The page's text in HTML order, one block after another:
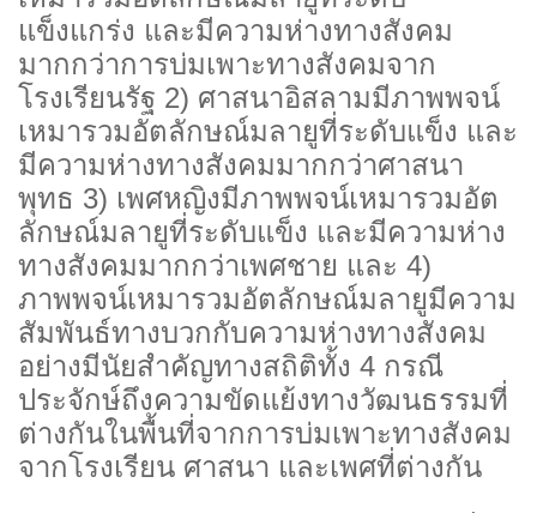
แข็งแกร่ง และมีความห่างทางสังคม
มากกว่าการบ่มเพาะทางสังคมจาก
โรงเรียนรัฐ 2) ศาสนาอิสลามมีภาพพจน์
เหมารวมอัตลักษณ์มลายูที่ระดับแข็ง และ
มีความห่างทางสังคมมากกว่าศาสนา
พุทธ 3) เพศหญิงมีภาพพจน์เหมารวมอัต
ลักษณ์มลายูที่ระดับแข็ง และมีความห่าง
ทางสังคมมากกว่าเพศชาย และ 4)
ภาพพจน์เหมารวมอัตลักษณ์มลายูมีความ
สัมพันธ์ทางบวกกับความห่างทางสังคม
อย่างมีนัยสำคัญทางสถิติทั้ง 4 กรณี
ประจักษ์ถึงความขัดแย้งทางวัฒนธรรมที่
ต่างกันในพื้นที่จากการบ่มเพาะทางสังคม
จากโรงเรียน ศาสนา และเพศที่ต่างกัน